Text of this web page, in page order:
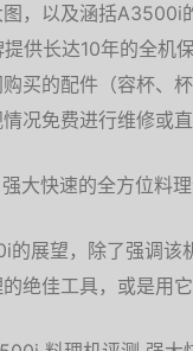
，以及涵括A3500i
供长达10年的全机
买的配件（容杯、
况免费进行维修或
展望，除了强调该
绝佳工具，或是用